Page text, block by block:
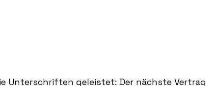
Unterschriften geleistet: Der nächste Vertrag